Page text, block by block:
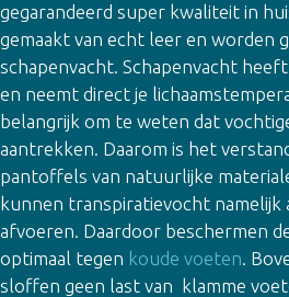
gegarandeerd super kwaliteit in
gemaakt van echt leer en worden
schapenvacht. Schapenvacht
en neemt direct je
belangrijk om te weten dat
aantrekken. Daarom is het
pantoffels van natuurlijke
kunnen transpiratievocht
afvoeren. Daardoor beschermen
optimaal tegen koude voeten.
sloffen geen last van klamme